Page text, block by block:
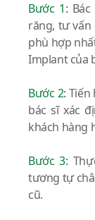
Bước 1:
răng, tư
phù hợp
Implant của
Bước 2: Tiến
bác sĩ xác
khách hàng
Bước 3:
tương tự
cũ.